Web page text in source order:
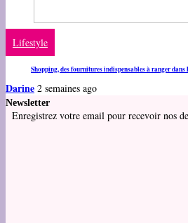
Lifestyle
Shopping, des fournitures indispensables à ranger dans
Darine 2 semaines ago
Newsletter
Enregistrez votre email pour recevoir nos